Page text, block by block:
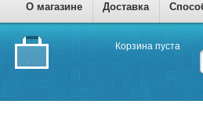
О магазине Доставка
Корзина пуста